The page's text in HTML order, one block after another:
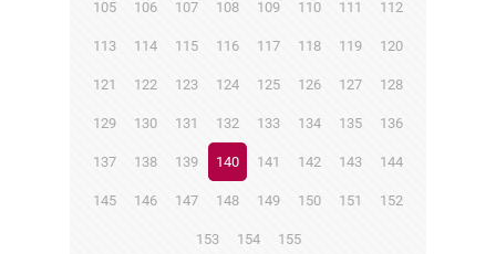
105 106 107 108 109 110 111 112
113 114 115 116 117 118 119 120
121 122 123 124 125 126 127 128
129 130 131 132 133 134 135 136
137 138 139 140 141 142 143 144
145 146 147 148 149 150 151 152
153 154 155